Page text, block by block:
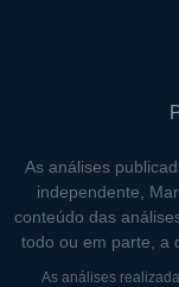
A história da
quando a
de
no setor de
As análises
independente,
conteúdo das
todo ou em parte, a
As análises